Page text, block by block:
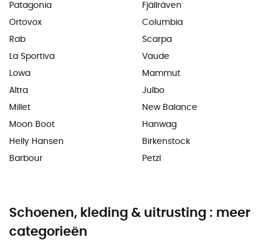
Patagonia
Ortovox
Rab
La Sportiva
Lowa
Altra
Millet
Moon Boot
Helly Hansen
Barbour
Fjällräven
Columbia
Scarpa
Vaude
Mammut
Julbo
New Balance
Hanwag
Birkenstock
Petzl
Schoenen, kleding & uitrusting : meer
categorieën